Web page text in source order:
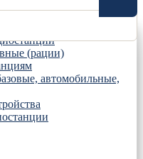
(рации)
автомобильные,